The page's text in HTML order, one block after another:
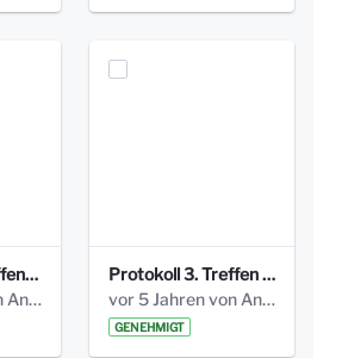
Protokoll 4. Treffen_20141113 AG Bismarckplatz.pdf
vor 5 Jahren von Anni Schlumberger
Protokoll 3. Treffen 20141016 AG Bismarckplatz.pdf
vor 5 Jahren von Anni Schlumberger
GENEHMIGT